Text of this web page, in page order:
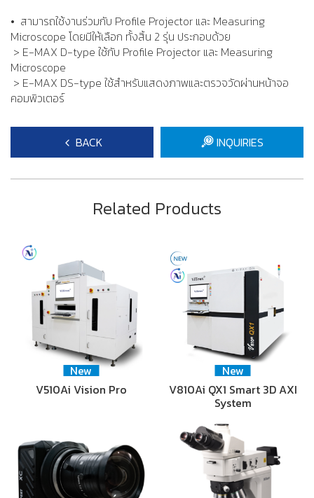
• สามารถใช้งานร่วมกับ Profile Projector และ Measuring
Microscope โดยมีให้เลือก ทั้งสิ้น 2 รุ่น ประกอบด้วย
> E-MAX D-type ใช้กับ Profile Projector และ Measuring
Microscope
> E-MAX DS-type ใช้สำหรับแสดงภาพและตรวจวัดผ่านหน้าจอ
คอมพิวเตอร์
BACK INQUIRIES
Related Products
New
V510Ai Vision Pro
New
V810Ai QX1 Smart 3D AXI
System